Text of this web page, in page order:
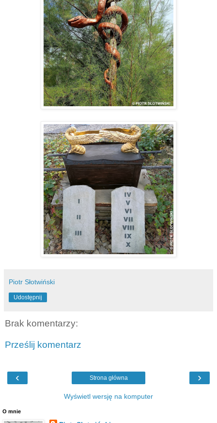
Piotr Słotwiński
Udostępnij
Brak komentarzy:
Prześlij komentarz
‹ ›
Strona główna
Wyświetl wersję na komputer
O mnie